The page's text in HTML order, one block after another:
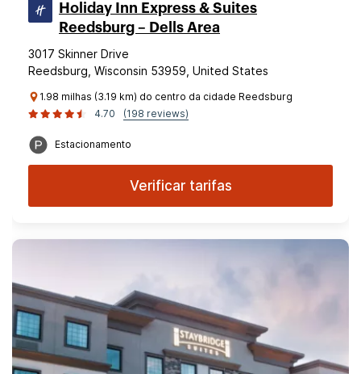
Holiday Inn Express & Suites
Reedsburg – Dells Area
3017 Skinner Drive
Reedsburg, Wisconsin 53959, United States
1.98 milhas (3.19 km) do centro da cidade Reedsburg
4.70
(198 reviews)
Estacionamento
Verificar tarifas